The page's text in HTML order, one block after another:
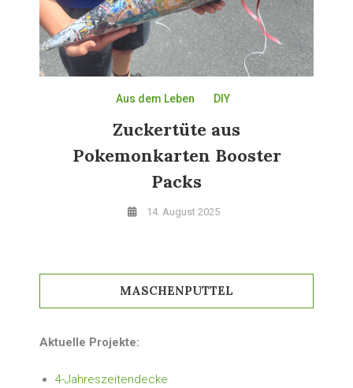
Aus dem Leben DIY
Zuckertüte aus
Pokemonkarten Booster
Packs
14. August 2025
MASCHENPUTTEL
Aktuelle Projekte:
4-Jahreszeitendecke